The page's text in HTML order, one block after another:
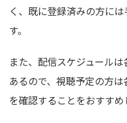
く、既に登録済みの方に
す。
また、配信スケジュール
あるので、視聴予定の方
を確認することをおすすめ